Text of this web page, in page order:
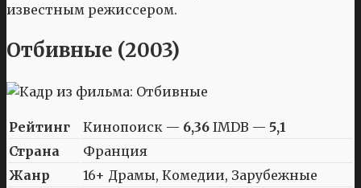
известным режиссером.
Отбивные (2003)
Рейтинг Кинопоиск — 6,36 IMDB — 5,1
Страна
Франция
Жанр
16+ Драмы, Комедии, Зарубежные